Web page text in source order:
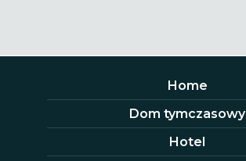
Home
Dom tymczasowy
Hotel